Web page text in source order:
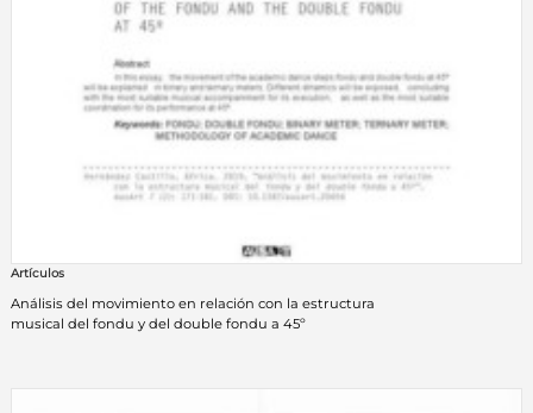
Artículos
Análisis del movimiento en relación con la estructura
musical del fondu y del double fondu a 45º